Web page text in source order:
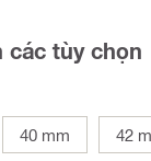
các tùy chọn
40 mm 42